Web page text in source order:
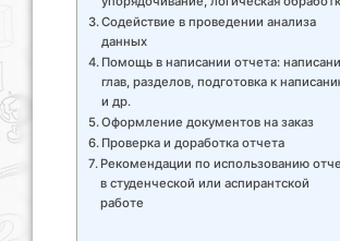
Содействие в проведении анализа
данных
Помощь в написании отчета:
глав, разделов, подготовка к
и др.
Оформление документов на заказ
Проверка и доработка отчета
Рекомендации по использованию
в студенческой или аспирантской
работе